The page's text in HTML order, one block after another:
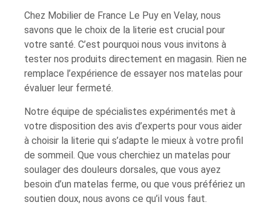
Chez Mobilier de France Le Puy en Velay, nous
savons que le choix de la literie est crucial pour
votre santé. C’est pourquoi nous vous invitons à
tester nos produits directement en magasin. Rien ne
remplace l’expérience de essayer nos matelas pour
évaluer leur fermeté.
Notre équipe de spécialistes expérimentés met à
votre disposition des avis d’experts pour vous aider
à choisir la literie qui s’adapte le mieux à votre profil
de sommeil. Que vous cherchiez un matelas pour
soulager des douleurs dorsales, que vous ayez
besoin d’un matelas ferme, ou que vous préfériez un
soutien doux, nous avons ce qu’il vous faut.